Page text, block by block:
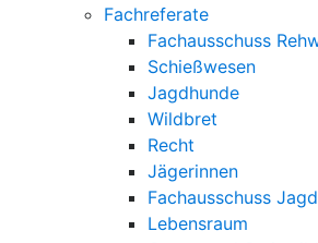
Fachreferate
Fachausschuss
Schießwesen
Jagdhunde
Wildbret
Recht
Jägerinnen
Fachausschuss
Lebensraum